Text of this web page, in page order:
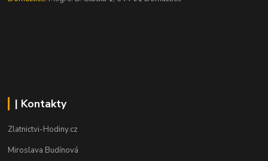
| Kontakty
Zlatnictvi-Hodiny.cz
Miroslava Budínová